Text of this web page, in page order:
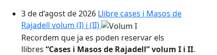
3 de d’agost de 2026 Llibre cases i Masos de
Rajadell volum (I) i (II)
Recordem que ja es poden reservar els
llibres “Cases i Masos de Rajadell” volum I i II.